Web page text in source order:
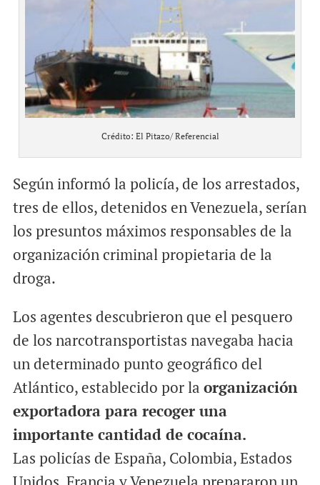
Crédito: El Pitazo/ Referencial
Según informó la policía, de los arrestados,
tres de ellos, detenidos en Venezuela, serían
los presuntos máximos responsables de la
organización criminal propietaria de la
droga.
Los agentes descubrieron que el pesquero
de los narcotransportistas navegaba hacia
un determinado punto geográfico del
Atlántico, establecido por la organización
exportadora para recoger una
importante cantidad de cocaína.
Las policías de España, Colombia, Estados